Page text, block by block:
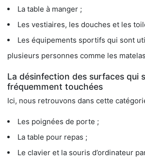
La table à manger ;
Les vestiaires, les douches et les
Les équipements sportifs qui sont
plusieurs personnes comme les
La désinfection des surfaces qui
fréquemment touchées
Ici, nous retrouvons dans cette
Les poignées de porte ;
La table pour repas ;
Le clavier et la souris d’ordinateur